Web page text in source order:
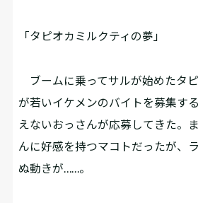
「タピオカミルクティの夢」
ブームに乗ってサルが始めたタ
が若いイケメンのバイトを募集す
えないおっさんが応募してきた。
んに好感を持つマコトだったが、
ぬ動きが……。